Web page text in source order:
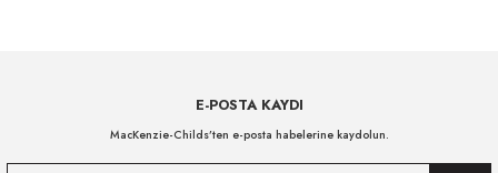
E-POSTA KAYDI
MacKenzie-Childs’ten e-posta habelerine kaydolun.